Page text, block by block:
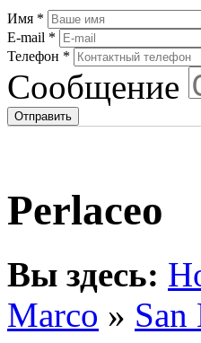
Имя *
E-mail *
Телефон *
Сообщение
Perlaceo
Вы здесь:
Marco » San